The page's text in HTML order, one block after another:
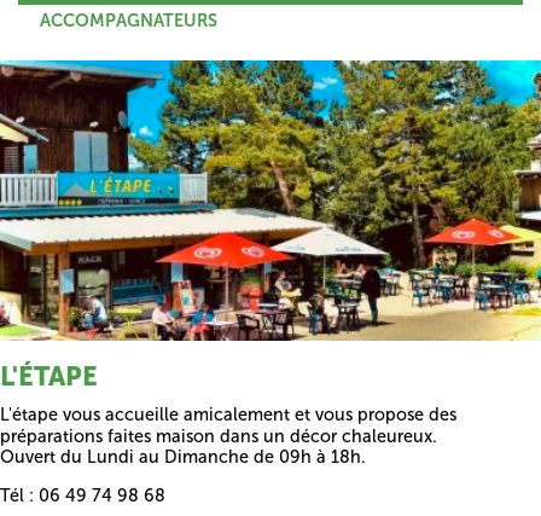
ACCOMPAGNATEURS
L'ÉTAPE
L'étape vous accueille amicalement et vous propose des
préparations faites maison dans un décor chaleureux.
Ouvert du Lundi au Dimanche de 09h à 18h.
Tél : 06 49 74 98 68